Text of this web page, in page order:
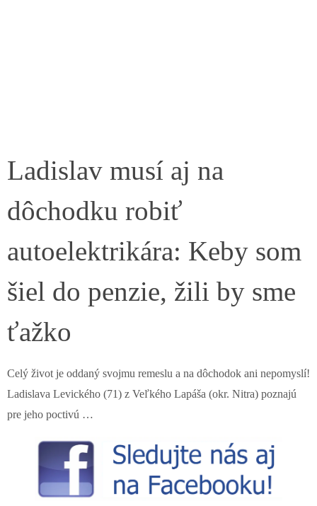
Ladislav musí aj na
dôchodku robiť
autoelektrikára: Keby som
šiel do penzie, žili by sme
ťažko
Celý život je oddaný svojmu remeslu a na dôchodok ani nepomyslí!
Ladislava Levického (71) z Veľkého Lapáša (okr. Nitra) poznajú
pre jeho poctivú …